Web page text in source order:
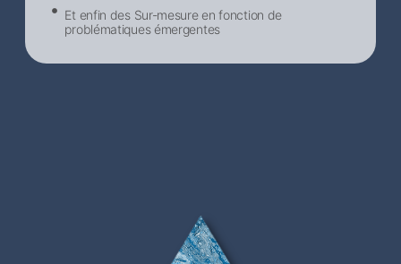
Et enfin des Sur-mesure en fonction de
problématiques émergentes